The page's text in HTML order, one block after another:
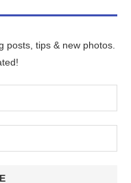
posts, tips & new photos.